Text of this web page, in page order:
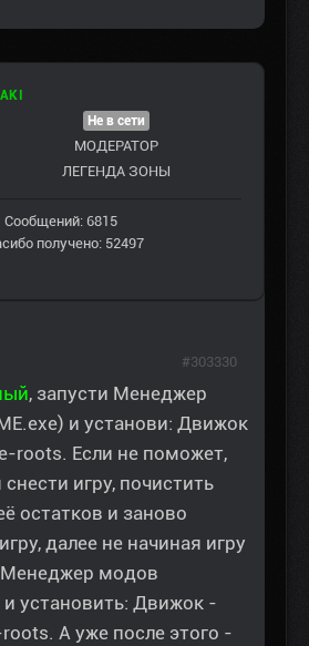
Не в сети
МОДЕРАТОР
ЛЕГЕНДА ЗОНЫ
Сообщений: 6815
получено: 52497
, запусти Менеджер
и установи: Движок
roots. Если не поможет,
игру, почистить
остатков и заново
далее не начиная игру
Менеджер модов
и установить: Движок -
А уже после этого -
#303330